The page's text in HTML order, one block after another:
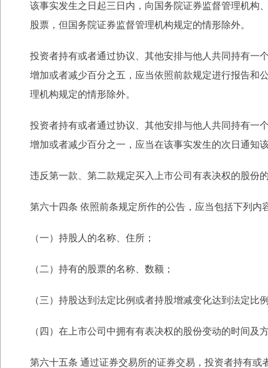
该事实发生之日起三日内，向国务院证券监督管理机构
股票，但国务院证券监督管理机构规定的情形除外。
投资者持有或者通过协议、其他安排与他人共同持有一
增加或者减少百分之五，应当依照前款规定进行报告和
理机构规定的情形除外。
投资者持有或者通过协议、其他安排与他人共同持有一
增加或者减少百分之一，应当在该事实发生的次日通知
违反第一款、第二款规定买入上市公司有表决权的股份
第六十四条 依照前条规定所作的公告，应当包括下列内
（一）持股人的名称、住所；
（二）持有的股票的名称、数额；
（三）持股达到法定比例或者持股增减变化达到法定比
（四）在上市公司中拥有有表决权的股份变动的时间及
第六十五条 通过证券交易所的证券交易，投资者持有